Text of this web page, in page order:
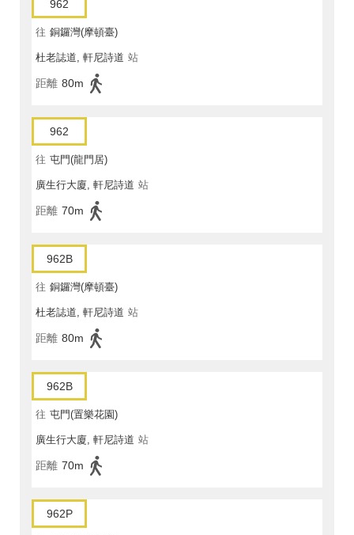
962
往 銅鑼灣(摩頓臺)
杜老誌道, 軒尼詩道 站
距離 80m
962
往 屯門(龍門居)
廣生行大廈, 軒尼詩道 站
距離 70m
962B
往 銅鑼灣(摩頓臺)
杜老誌道, 軒尼詩道 站
距離 80m
962B
往 屯門(置樂花園)
廣生行大廈, 軒尼詩道 站
距離 70m
962P